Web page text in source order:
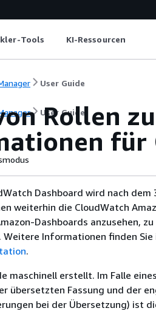
Tools KI-Ressourcen
User Guide
User Guide
Rollen
für
Dashboard wird nach dem
weiterhin die CloudWatch
Dashboards anzusehen,
Informationen finden Sie
.
maschinell erstellt. Im Falle
übersetzten Fassung und der
bei der Übersetzung) ist